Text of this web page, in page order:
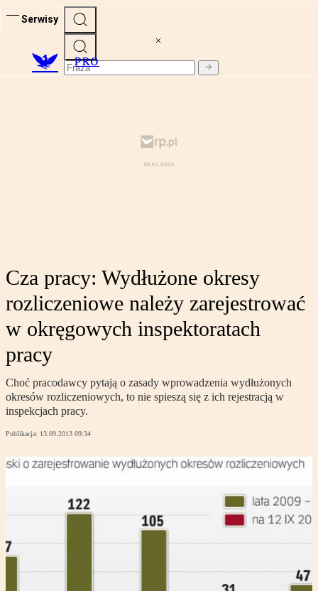
Serwisy
PRO
Cza pracy: Wydłużone okresy
rozliczeniowe należy zarejestrować
w okręgowych inspektoratach
pracy
Choć pracodawcy pytają o zasady wprowadzenia wydłużonych
okresów rozliczeniowych, to nie spieszą się z ich rejestracją w
inspekcjach pracy.
Publikacja: 13.09.2013 09:34